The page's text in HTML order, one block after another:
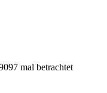
mal betrachtet